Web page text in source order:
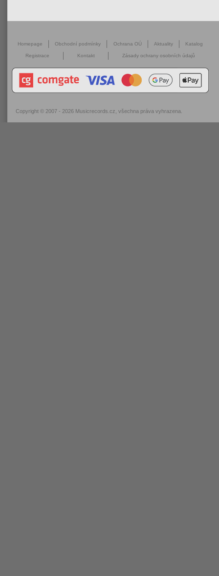
Homepage Obchodní podmínky Ochrana OÚ Aktuality Katalog
Registrace Kontakt Zásady ochrany osobních údajů
Copyright © 2007 - 2026 Musicrecords.cz , všechna práva vyhrazena.